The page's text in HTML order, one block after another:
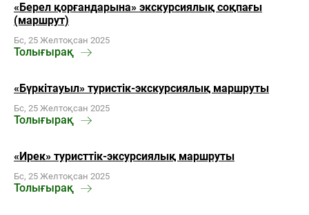
«Берел қорғандарына» экскурсиялық соқпағы
(маршрут)
Бс, 25 Желтоқсан 2025
Толығырақ
«Бүркітауыл» туристік-экскурсиялық маршруты
Бс, 25 Желтоқсан 2025
Толығырақ
«Ирек» туристтік-эксурсиялық маршруты
Бс, 25 Желтоқсан 2025
Толығырақ